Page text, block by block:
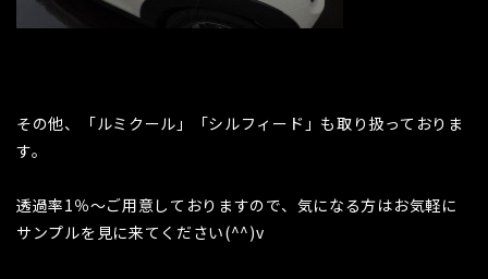
その他、「ルミクール」「シルフィード」も取り扱っておりま
す。
透過率1％～ご用意しておりますので、気になる方はお気軽に
サンプルを見に来てください(^^)v